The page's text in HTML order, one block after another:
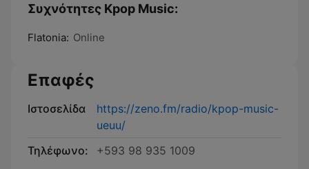
Συχνότητες Kpop Music:
Flatonia: Online
Επαφές
Ιστοσελίδα
https://zeno.fm/radio/kpop-music-
ueuu/
Τηλέφωνο:
+593 98 935 1009